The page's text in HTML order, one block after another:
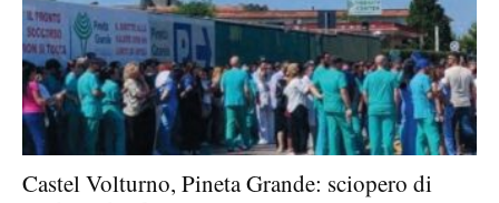
Castel Volturno, Pineta Grande: sciopero di